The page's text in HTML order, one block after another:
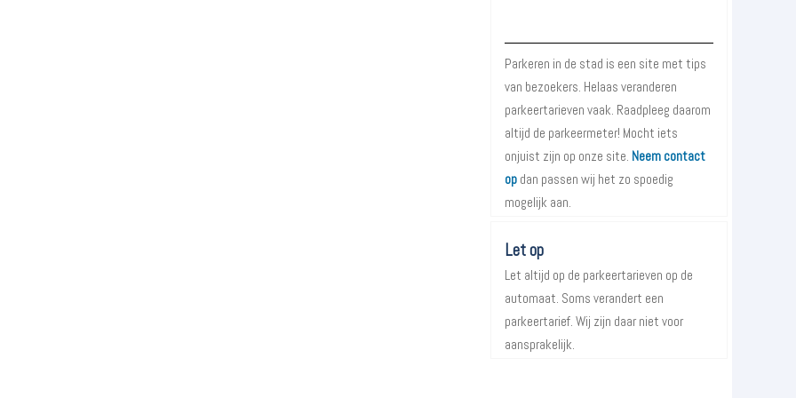
Parkeren in de stad is een site met tips
van bezoekers. Helaas veranderen
parkeertarieven vaak. Raadpleeg daarom
altijd de parkeermeter! Mocht iets
onjuist zijn op onze site. Neem contact
op dan passen wij het zo spoedig
mogelijk aan.
Let op
Let altijd op de parkeertarieven op de
automaat. Soms verandert een
parkeertarief. Wij zijn daar niet voor
aansprakelijk.